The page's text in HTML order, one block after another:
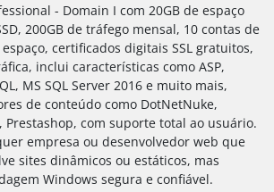
- Domain I com 20GB de espaço
200GB de tráfego mensal, 10 contas de
certificados digitais SSL gratuitos,
inclui características como ASP,
MS SQL Server 2016 e muito mais,
de conteúdo como DotNetNuke,
Prestashop, com suporte total ao usuário.
empresa ou desenvolvedor web que
sites dinâmicos ou estáticos, mas
Windows segura e confiável.